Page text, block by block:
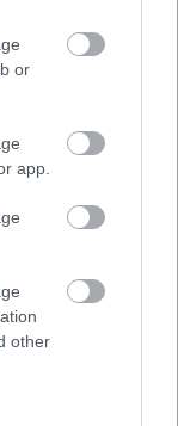
or
app.
other
teljesen új
építése
református